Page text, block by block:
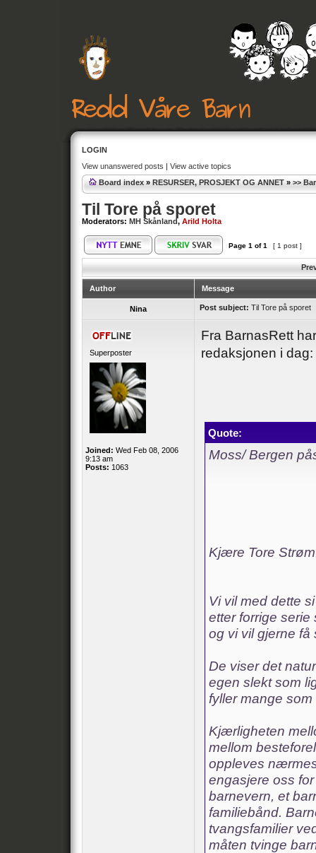
LOGIN
View unanswered posts | View active topics
Board index » RESURSER, PROSJEKT OG ANNET » >>
Til Tore på sporet
Moderators: MH Skånland, Arild Holta
Page 1 of1 [ 1 post ]
Author Message
Nina Post subject: Til Tore på sporet
Superposter
Joined: Wed Feb 08, 2006
9:13 am
Posts: 1063
Fra BarnasRett
redaksjonen i dag:
Quote:
Moss/ Bergen
Kjære Tore
Vi vil med dette
etter forrige serie
og vi vil gjerne få
De viser det
egen slekt som
fyller mange
Kjærligheten
mellom
oppleves
engasjere oss
barnevern, et
familiebånd.
tvangsfamilier
måten tvinge